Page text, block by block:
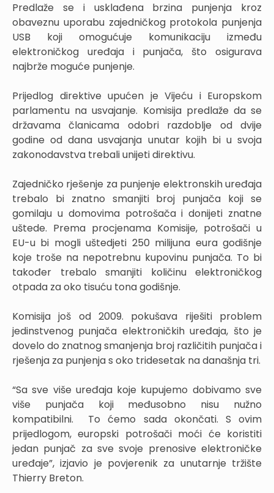
Predlaže se i usklađena brzina punjenja kroz
obaveznu uporabu zajedničkog protokola punjenja
USB koji omogućuje komunikaciju između
elektroničkog uređaja i punjača, što osigurava
najbrže moguće punjenje.
Prijedlog direktive upućen je Vijeću i Europskom
parlamentu na usvajanje. Komisija predlaže da se
državama članicama odobri razdoblje od dvije
godine od dana usvajanja unutar kojih bi u svoja
zakonodavstva trebali unijeti direktivu.
Zajedničko rješenje za punjenje elektronskih uređaja
trebalo bi znatno smanjiti broj punjača koji se
gomilaju u domovima potrošača i donijeti znatne
uštede. Prema procjenama Komisije, potrošači u
EU-u bi mogli uštedjeti 250 milijuna eura godišnje
koje troše na nepotrebnu kupovinu punjača. To bi
također trebalo smanjiti količinu elektroničkog
otpada za oko tisuću tona godišnje.
Komisija još od 2009. pokušava riješiti problem
jedinstvenog punjača elektroničkih uređaja, što je
dovelo do znatnog smanjenja broj različitih punjača i
rješenja za punjenja s oko tridesetak na današnja tri.
“Sa sve više uređaja koje kupujemo dobivamo sve
više punjača koji međusobno nisu nužno
kompatibilni. To ćemo sada okončati. S ovim
prijedlogom, europski potrošači moći će koristiti
jedan punjač za sve svoje prenosive elektroničke
uređaje”, izjavio je povjerenik za unutarnje tržište
Thierry Breton.